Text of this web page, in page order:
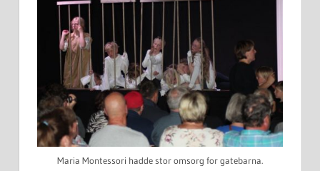
Maria Montessori hadde stor omsorg for gatebarna.